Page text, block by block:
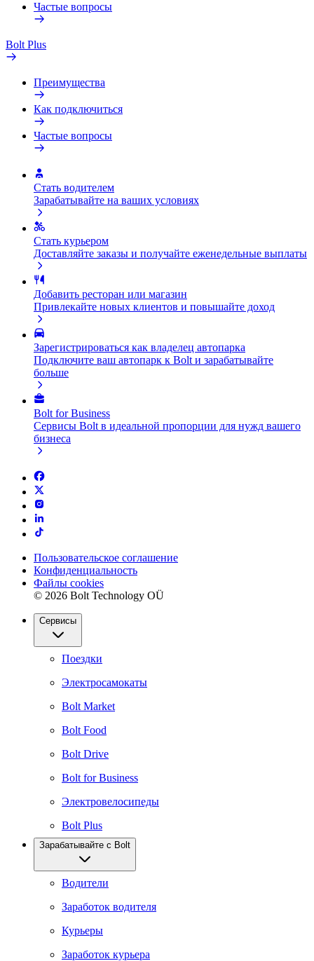
Частые вопросы
Bolt Plus
Преимущества
Как подключиться
Частые вопросы
Стать водителем
Зарабатывайте на ваших условиях
Стать курьером
Доставляйте заказы и получайте еженедельные выплаты
Добавить ресторан или магазин
Привлекайте новых клиентов и повышайте доход
Зарегистрироваться как владелец автопарка
Подключите ваш автопарк к Bolt и зарабатывайте
больше
Bolt for Business
Сервисы Bolt в идеальной пропорции для нужд вашего
бизнеса
Пользовательское соглашение
Конфиденциальность
Файлы cookies
© 2026 Bolt Technology OÜ
Сервисы
Поездки
Электросамокаты
Bolt Market
Bolt Food
Bolt Drive
Bolt for Business
Электровелосипеды
Bolt Plus
Зарабатывайте с Bolt
Водители
Заработок водителя
Курьеры
Заработок курьера